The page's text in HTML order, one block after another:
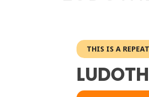
THIS IS A